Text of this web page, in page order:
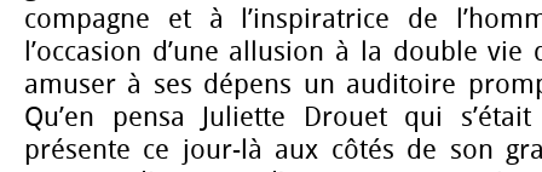
compagne et à l’inspiratrice de
l’occasion d’une allusion à la double
amuser à ses dépens un auditoire
Qu’en pensa Juliette Drouet qui
présente ce jour-là aux côtés de son